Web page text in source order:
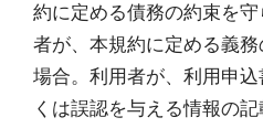
約に定める債務の約束を
者が、本規約に定める義
場合。利用者が、利用申
くは誤認を与える情報の